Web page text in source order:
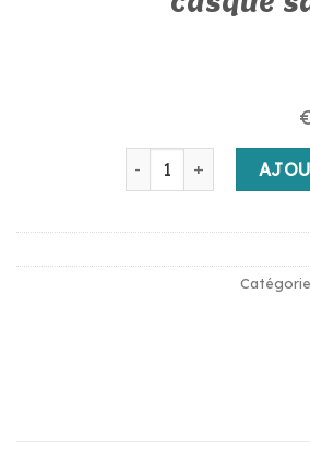
€
quantité de casque